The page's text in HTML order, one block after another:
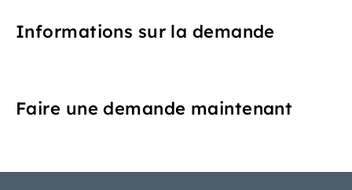
Informations sur la demande
Faire une demande maintenant